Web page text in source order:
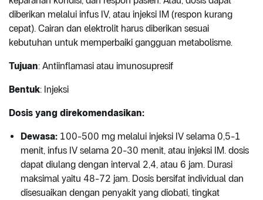
diberikan melalui infus IV, atau injeksi IM (respon kurang
cepat). Cairan dan elektrolit harus diberikan sesuai
kebutuhan untuk memperbaiki gangguan metabolisme.
Tujuan: Antiinflamasi atau imunosupresif
Bentuk: Injeksi
Dosis yang direkomendasikan:
Dewasa: 100-500 mg melalui injeksi IV selama 0,5-1
menit, infus IV selama 20-30 menit, atau injeksi IM. dosis
dapat diulang dengan interval 2,4, atau 6 jam. Durasi
maksimal yaitu 48-72 jam. Dosis bersifat individual dan
disesuaikan dengan penyakit yang diobati, tingkat